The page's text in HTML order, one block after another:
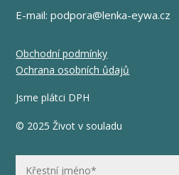
E-mail:podpora@lenka-eywa.cz
Obchodní podmínky
Ochrana osobních ůdajů
Jsme plátci DPH
© 2025 Život v souladu